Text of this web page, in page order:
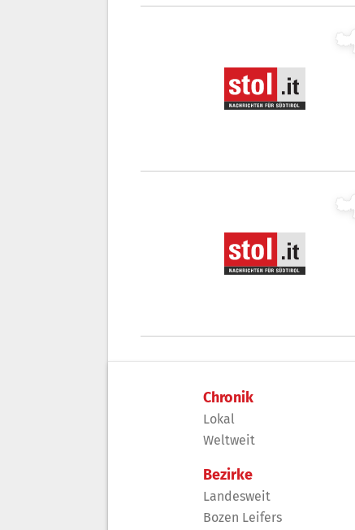
Chronik
Lokal
Weltweit
Bezirke
Landesweit
Bozen Leifers